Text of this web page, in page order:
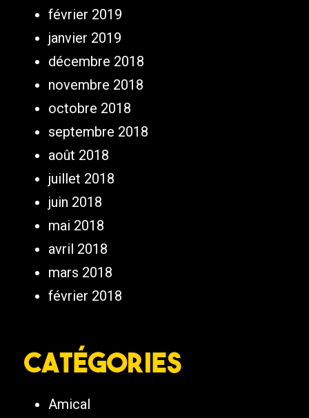
février 2019
janvier 2019
décembre 2018
novembre 2018
octobre 2018
septembre 2018
août 2018
juillet 2018
juin 2018
mai 2018
avril 2018
mars 2018
février 2018
Catégories
Amical